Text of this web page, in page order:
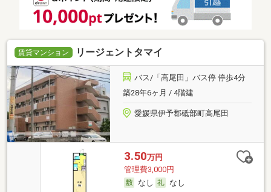
賃貸マンション リージェントタマイ
バス/「高尾田」バス停 停歩4分
築28年6ヶ月 / 4階建
愛媛県伊予郡砥部町高尾田
3.50万円
管理費3,000円
なし
なし